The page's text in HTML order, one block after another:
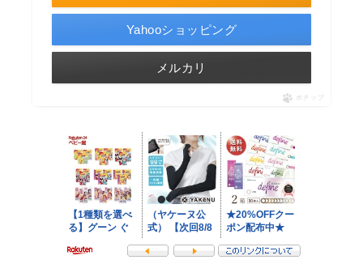
Yahooショッピング
メルカリ
ポチップ